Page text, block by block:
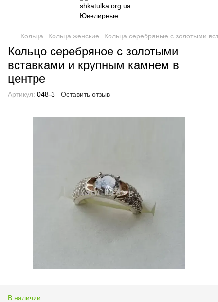
Кольца Кольца женские Кольца серебряные с золотыми
Кольцо серебряное с золотыми
вставками и крупным камнем в
центре
Артикул: 048-3 Оставить отзыв
В наличии